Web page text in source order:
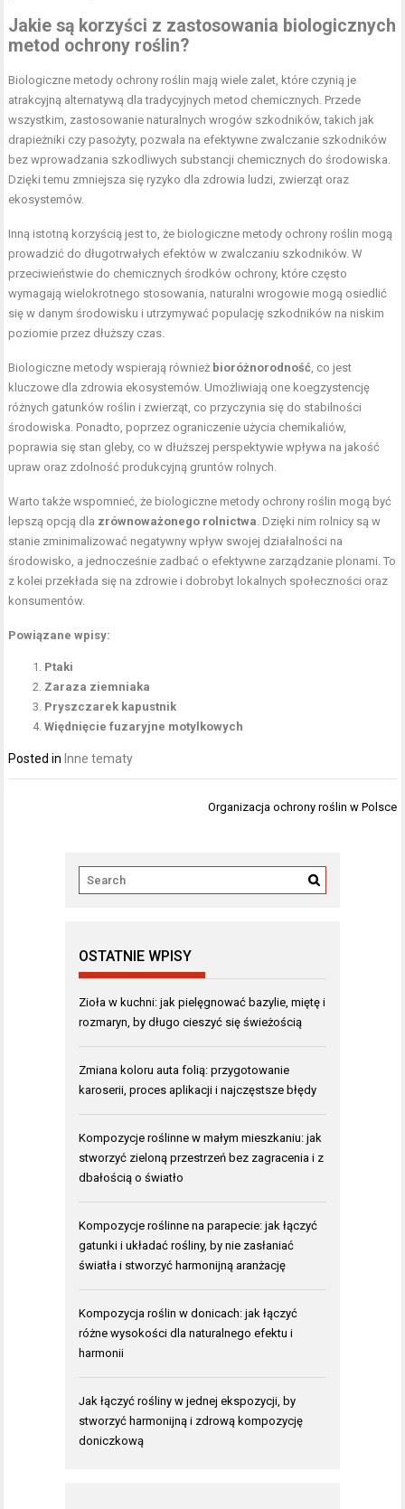
Jakie są korzyści z zastosowania biologicznych
metod ochrony roślin?
Biologiczne metody ochrony roślin mają wiele zalet, które czynią je
atrakcyjną alternatywą dla tradycyjnych metod chemicznych. Przede
wszystkim, zastosowanie naturalnych wrogów szkodników, takich jak
drapieżniki czy pasożyty, pozwala na efektywne zwalczanie szkodników
bez wprowadzania szkodliwych substancji chemicznych do środowiska.
Dzięki temu zmniejsza się ryzyko dla zdrowia ludzi, zwierząt oraz
ekosystemów.
Inną istotną korzyścią jest to, że biologiczne metody ochrony roślin mogą
prowadzić do długotrwałych efektów w zwalczaniu szkodników. W
przeciwieństwie do chemicznych środków ochrony, które często
wymagają wielokrotnego stosowania, naturalni wrogowie mogą osiedlić
się w danym środowisku i utrzymywać populację szkodników na niskim
poziomie przez dłuższy czas.
Biologiczne metody wspierają również bioróżnorodność, co jest
kluczowe dla zdrowia ekosystemów. Umożliwiają one koegzystencję
różnych gatunków roślin i zwierząt, co przyczynia się do stabilności
środowiska. Ponadto, poprzez ograniczenie użycia chemikaliów,
poprawia się stan gleby, co w dłuższej perspektywie wpływa na jakość
upraw oraz zdolność produkcyjną gruntów rolnych.
Warto także wspomnieć, że biologiczne metody ochrony roślin mogą być
lepszą opcją dla zrównoważonego rolnictwa. Dzięki nim rolnicy są w
stanie zminimalizować negatywny wpływ swojej działalności na
środowisko, a jednocześnie zadbać o efektywne zarządzanie plonami. To
z kolei przekłada się na zdrowie i dobrobyt lokalnych społeczności oraz
konsumentów.
Powiązane wpisy:
Ptaki
Zaraza ziemniaka
Pryszczarek kapustnik
Więdnięcie fuzaryjne motylkowych
Posted in Inne tematy
Organizacja ochrony roślin w Polsce
OSTATNIE WPISY
Zioła w kuchni: jak pielęgnować bazylie, miętę i
rozmaryn, by długo cieszyć się świeżością
Zmiana koloru auta folią: przygotowanie
karoserii, proces aplikacji i najczęstsze błędy
Kompozycje roślinne w małym mieszkaniu: jak
stworzyć zieloną przestrzeń bez zagracenia i z
dbałością o światło
Kompozycje roślinne na parapecie: jak łączyć
gatunki i układać rośliny, by nie zasłaniać
światła i stworzyć harmonijną aranżację
Kompozycja roślin w donicach: jak łączyć
różne wysokości dla naturalnego efektu i
harmonii
Jak łączyć rośliny w jednej ekspozycji, by
stworzyć harmonijną i zdrową kompozycję
doniczkową